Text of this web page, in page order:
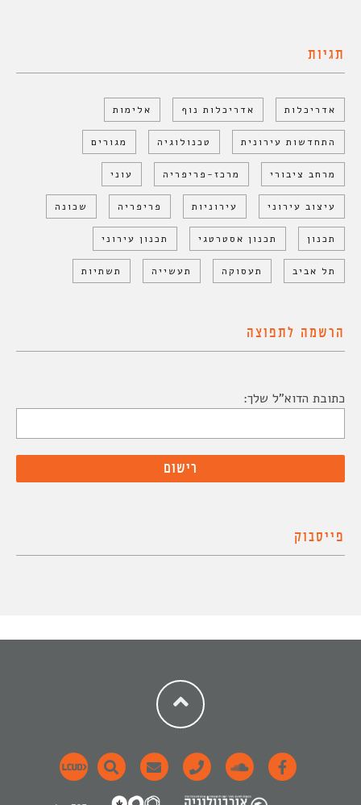
תגיות
אדריכלות אדריכלות נוף אלימות
התחדשות עירונית טכנולוגיה מגורים
מרחב ציבורי מרכז-פריפריה עוני
עיצוב עירוני עירוניות פריפריה שכונה
תכנון תכנון אסטרטגי תכנון עירוני
תל אביב תעסוקה תעשייה תשתיות
הרשמה לתפוצה
כתובת הדוא"ל שלך:
פייסבוק